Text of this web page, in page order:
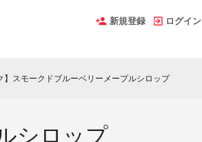
新規登録 ログイン
】スモークドブルーベリーメープルシロップ
シロップ